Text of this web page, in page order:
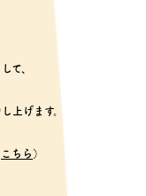
て、
上げます。
こちら ）